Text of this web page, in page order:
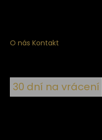
O nás Kontakt
30 dní na vrácení